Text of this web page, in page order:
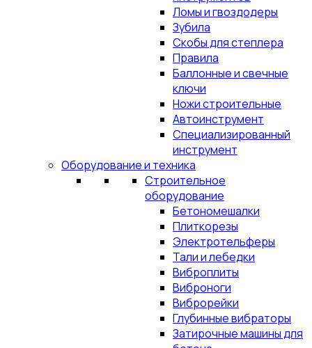
Ломы и гвоздодеры
Зубила
Скобы для степлера
Правила
Баллонные и свечные
ключи
Ножи строительные
Автоинструмент
Специализированный
инструмент
Оборудование и техника
Строительное
оборудование
Бетономешалки
Плиткорезы
Электротельферы
Тали и лебедки
Виброплиты
Виброноги
Виброрейки
Глубинные вибраторы
Затирочные машины для